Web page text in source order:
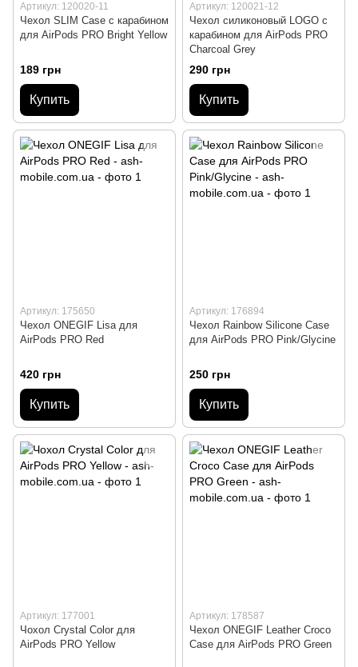
Артикул: 120020-11
Чехол SLIM Case с карабином
для AirPods PRO Bright Yellow
189 грн
Купить
Артикул: 120021-12
Чехол силиконовый LOGO с
карабином для AirPods PRO
Charcoal Grey
290 грн
Купить
Артикул: 175650
Чехол ONEGIF Lisa для
AirPods PRO Red
420 грн
Купить
Артикул: 176894
Чехол Rainbow Silicone Case
для AirPods PRO Pink/Glycine
250 грн
Купить
Артикул: 177001
Чохол Crystal Color для
AirPods PRO Yellow
Артикул: 178587
Чехол ONEGIF Leather Croco
Case для AirPods PRO Green